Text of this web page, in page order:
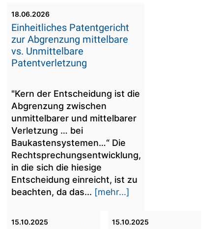
18.06.2026
Einheitliches Patentgericht
zur Abgrenzung mittelbare
vs. Unmittelbare
Patentverletzung
"Kern der Entscheidung ist die
Abgrenzung zwischen
unmittelbarer und mittelbarer
Verletzung … bei
Baukastensystemen…“ Die
Rechtsprechungsentwicklung,
in die sich die hiesige
Entscheidung einreicht, ist zu
beachten, da das... [mehr...]
15.10.2025 15.10.2025